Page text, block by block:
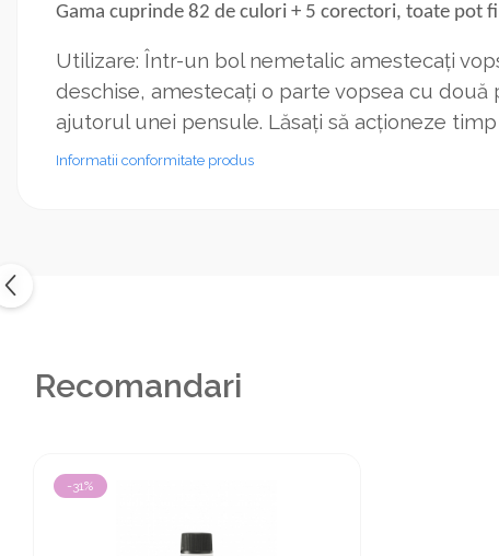
Gama cuprinde 82 de culori + 5 corectori, toate pot
Utilizare: Într-un bol nemetalic amestecați
deschise, amestecați o parte vopsea cu
ajutorul unei pensule. Lăsați să acționeze
Informatii conformitate produs
Recomandari
-31%